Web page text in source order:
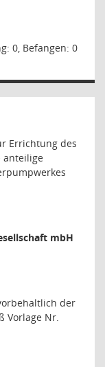
0, Befangen: 0
Errichtung des
anteilige
mbH
der
Vorlage Nr.